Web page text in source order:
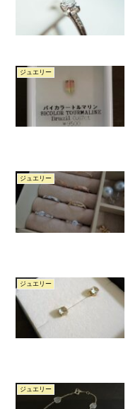
ジュエリー
ジュエリー
ジュエリー
ジュエリー